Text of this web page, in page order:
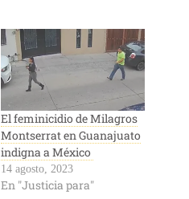
El feminicidio de Milagros
Montserrat en Guanajuato
indigna a México
14 agosto, 2023
En "Justicia para"